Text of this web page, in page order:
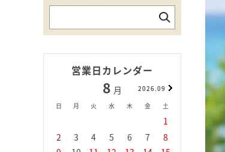
営業日カレンダー
8 月
2026.09
日
月 火 水 木 金 土
1
2
3 4 5 6 7
8
7